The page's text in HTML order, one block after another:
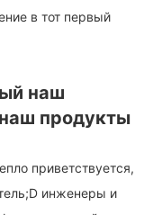
в тот первый
наш
продукты
приветствуется,
инженеры и